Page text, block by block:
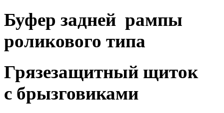
Буфер задней рампы
роликового типа
Грязезащитный щиток
с брызговиками